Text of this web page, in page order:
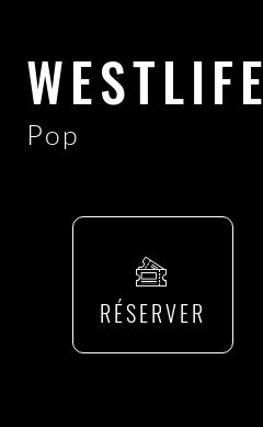
WESTLIFE
Pop
RÉSERVER